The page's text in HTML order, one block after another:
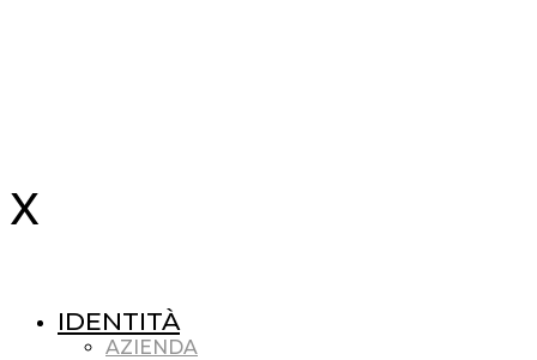
IDENTITÀ
AZIENDA